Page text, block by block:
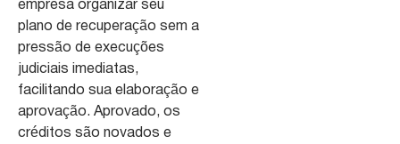
empresa organizar seu
plano de recuperação sem a
pressão de execuções
judiciais imediatas,
facilitando sua elaboração e
aprovação. Aprovado, os
créditos são novados e